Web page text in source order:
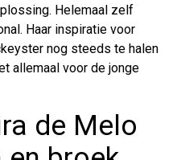
Helemaal zelf
Haar inspiratie voor
nog steeds te halen
allemaal voor de jonge
de Melo